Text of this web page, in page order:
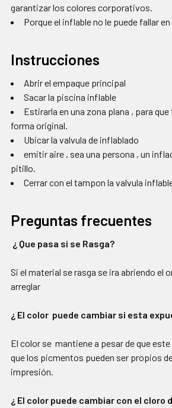
garantizar los colores corporativos.
Porque el inflable no le puede fallar
Instrucciones
Abrir el empaque principal
Sacar la piscina inflable
Estirarla en una zona plana , para
forma original.
Ubicar la valvula de inflablado
emitir aire , sea una persona , un
pitillo.
Cerrar con el tampon la valvula
Preguntas frecuentes
¿ Que pasa si se Rasga?
Si el material se rasga se ira abriendo el
arreglar
¿ El color puede cambiar si esta
El color se mantiene a pesar de que
que los picmentos pueden ser propios
impresión.
¿ El color puede cambiar con el cloro